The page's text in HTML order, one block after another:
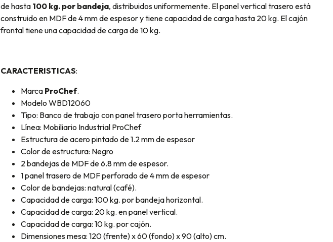
de hasta 100 kg. por bandeja, distribuidos uniformemente. El panel vertical trasero está
construido en MDF de 4 mm de espesor y tiene capacidad de carga hasta 20 kg. El cajón
frontal tiene una capacidad de carga de 10 kg.
CARACTERISTICAS:
Marca ProChef.
Modelo WBD12060
Tipo: Banco de trabajo con panel trasero porta herramientas.
Línea: Mobiliario Industrial ProChef
Estructura de acero pintado de 1.2 mm de espesor
Color de estructura: Negro
2 bandejas de MDF de 6.8 mm de espesor.
1 panel trasero de MDF perforado de 4 mm de espesor
Color de bandejas: natural (café).
Capacidad de carga: 100 kg. por bandeja horizontal.
Capacidad de carga: 20 kg. en panel vertical.
Capacidad de carga: 10 kg. por cajón.
Dimensiones mesa: 120 (frente) x 60 (fondo) x 90 (alto) cm.